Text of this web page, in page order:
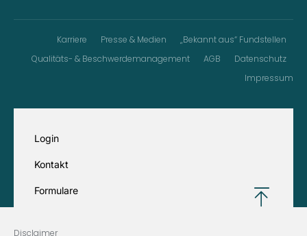
Karriere Presse & Medien
„Bekannt aus“ Fundstellen
Qualitäts- & Beschwerdemanagement
AGB
Datenschutz
Impressum
Login
Kontakt
Formulare
Disclaimer